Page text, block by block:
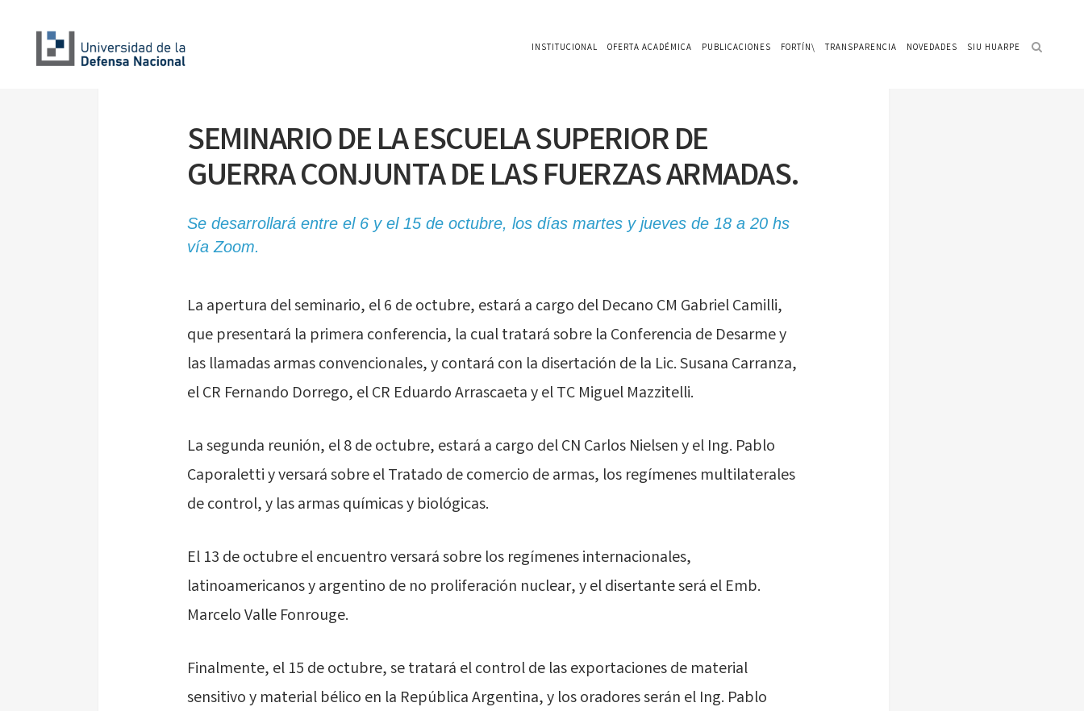
INSTITUCIONAL OFERTA ACADÉMICA PUBLICACIONES FORTÍN\ TRANSPARENCIA NOVEDADES SIU HUARPE
SEMINARIO DE LA ESCUELA SUPERIOR DE
GUERRA CONJUNTA DE LAS FUERZAS ARMADAS.
Se desarrollará entre el 6 y el 15 de octubre, los días martes y jueves de 18 a 20 hs
vía Zoom.
La apertura del seminario, el 6 de octubre, estará a cargo del Decano CM Gabriel Camilli,
que presentará la primera conferencia, la cual tratará sobre la Conferencia de Desarme y
las llamadas armas convencionales, y contará con la disertación de la Lic. Susana Carranza,
el CR Fernando Dorrego, el CR Eduardo Arrascaeta y el TC Miguel Mazzitelli.
La segunda reunión, el 8 de octubre, estará a cargo del CN Carlos Nielsen y el Ing. Pablo
Caporaletti y versará sobre el Tratado de comercio de armas, los regímenes multilaterales
de control, y las armas químicas y biológicas.
El 13 de octubre el encuentro versará sobre los regímenes internacionales,
latinoamericanos y argentino de no proliferación nuclear, y el disertante será el Emb.
Marcelo Valle Fonrouge.
Finalmente, el 15 de octubre, se tratará el control de las exportaciones de material
sensitivo y material bélico en la República Argentina, y los oradores serán el Ing. Pablo